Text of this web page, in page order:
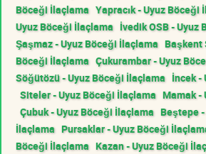
Böceği İlaçlama Yapracık - Uyuz Böceği
Uyuz Böceği İlaçlama İvedik OSB - Uyuz
Şaşmaz - Uyuz Böceği İlaçlama Başkent
Böceği İlaçlama Çukurambar - Uyuz
Söğütözü - Uyuz Böceği İlaçlama İncek -
Siteler - Uyuz Böceği İlaçlama Mamak -
Çubuk - Uyuz Böceği İlaçlama Beştepe
İlaçlama Pursaklar - Uyuz Böceği
Böceği İlaçlama Kazan - Uyuz Böceği